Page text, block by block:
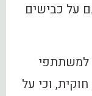
על כבישים
למשתתפי
וכי על